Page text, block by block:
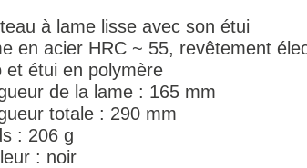
à lame lisse avec son étui
en acier HRC ~ 55, revêtement
et étui en polymère
de la lame : 165 mm
totale : 290 mm
: 206 g
: noir